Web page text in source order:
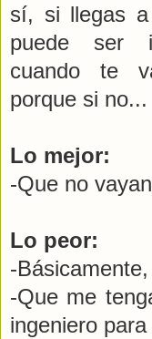
sí, si llegas a
puede ser
cuando te
porque si
Lo mejor:
-Que no
Lo peor:
-
-Que me
ingeniero